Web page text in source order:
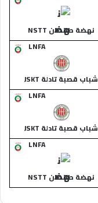
نهضة طانطان NSTT
LNFA
شباب قصبة تادلة JSKT
LNFA
شباب قصبة تادلة JSKT
LNFA
نهضة طانطان NSTT